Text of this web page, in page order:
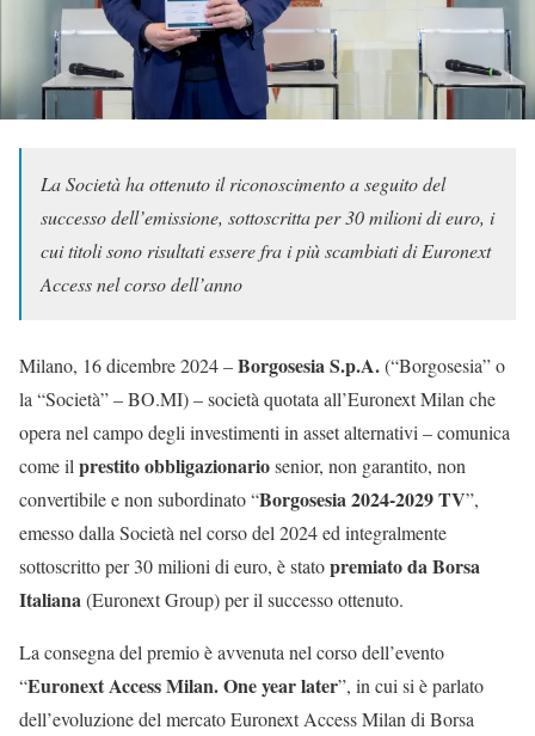
La Società ha ottenuto il riconoscimento a seguito del
successo dell’emissione, sottoscritta per 30 milioni di euro, i
cui titoli sono risultati essere fra i più scambiati di Euronext
Access nel corso dell’anno
Milano, 16 dicembre 2024 –Borgosesia S.p.A.(“Borgosesia” o
la “Società” – BO.MI) – società quotata all’Euronext Milan che
opera nel campo degli investimenti in asset alternativi – comunica
come il prestito obbligazionariosenior, non garantito, non
convertibile e non subordinato “Borgosesia 2024-2029 TV”,
emesso dalla Società nel corso del 2024 ed integralmente
sottoscritto per 30 milioni di euro, è statopremiato da Borsa
Italiana(Euronext Group) per il successo ottenuto.
La consegna del premio è avvenuta nel corso dell’evento
“Euronext Access Milan. One year later”, in cui si è parlato
dell’evoluzione del mercato Euronext Access Milan di Borsa